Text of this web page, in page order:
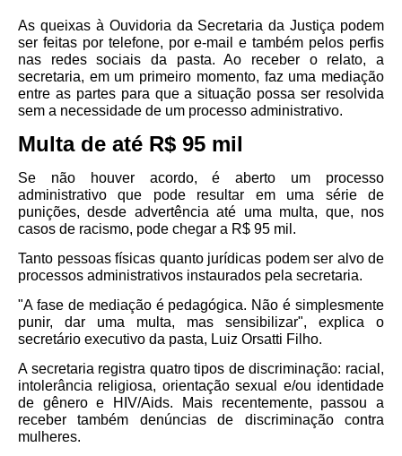
As queixas à Ouvidoria da Secretaria da Justiça podem
ser feitas por telefone, por e-mail e também pelos perfis
nas redes sociais da pasta. Ao receber o relato, a
secretaria, em um primeiro momento, faz uma mediação
entre as partes para que a situação possa ser resolvida
sem a necessidade de um processo administrativo.
Multa de até R$ 95 mil
Se não houver acordo, é aberto um processo
administrativo que pode resultar em uma série de
punições, desde advertência até uma multa, que, nos
casos de racismo, pode chegar a R$ 95 mil.
Tanto pessoas físicas quanto jurídicas podem ser alvo de
processos administrativos instaurados pela secretaria.
"A fase de mediação é pedagógica. Não é simplesmente
punir, dar uma multa, mas sensibilizar", explica o
secretário executivo da pasta, Luiz Orsatti Filho.
A secretaria registra quatro tipos de discriminação: racial,
intolerância religiosa, orientação sexual e/ou identidade
de gênero e HIV/Aids. Mais recentemente, passou a
receber também denúncias de discriminação contra
mulheres.